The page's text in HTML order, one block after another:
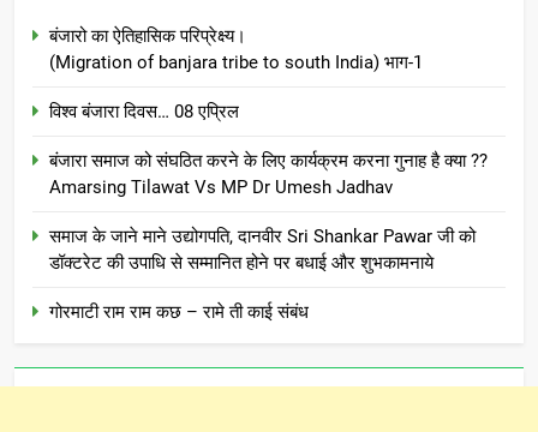
बंजारो का ऐतिहासिक परिप्रेक्ष्य।
(Migration of banjara tribe to south India) भाग-1
विश्व बंजारा दिवस… 08 एप्रिल
बंजारा समाज को संघठित करने के लिए कार्यक्रम करना गुनाह है क्या ??
Amarsing Tilawat Vs MP Dr Umesh Jadhav
समाज के जाने माने उद्योगपति, दानवीर Sri Shankar Pawar जी को
डॉक्टरेट की उपाधि से सम्मानित होने पर बधाई और शुभकामनाये
गोरमाटी राम राम कछ – रामे ती काई संबंध